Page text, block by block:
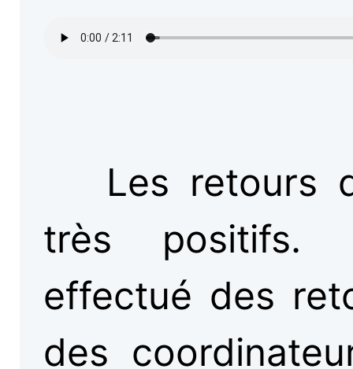
Les retours
très positifs.
effectué des
des